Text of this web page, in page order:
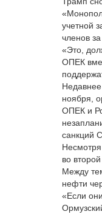
учетной
членов
«Это,
ОПЕК
ноября,
ОПЕК и
санкций
во
Между
нефти
«Если